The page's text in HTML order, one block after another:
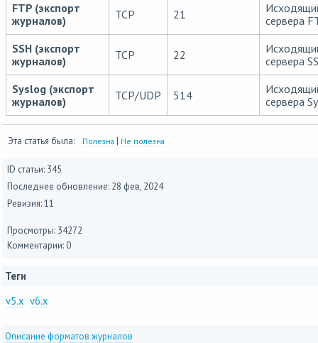
FTP (экспорт
журналов)
TCP 21
сервера
SSH (экспорт
журналов)
TCP 22
сервера
Syslog (экспорт
журналов)
TCP/UDP 514
сервера
Эта статья была: Полезна | Не полезна
ID статьи: 345
Последнее обновление: 28 фев, 2024
Ревизия: 11
Просмотры: 34272
Комментарии: 0
Теги
v5.x v6.x
Описание форматов журналов